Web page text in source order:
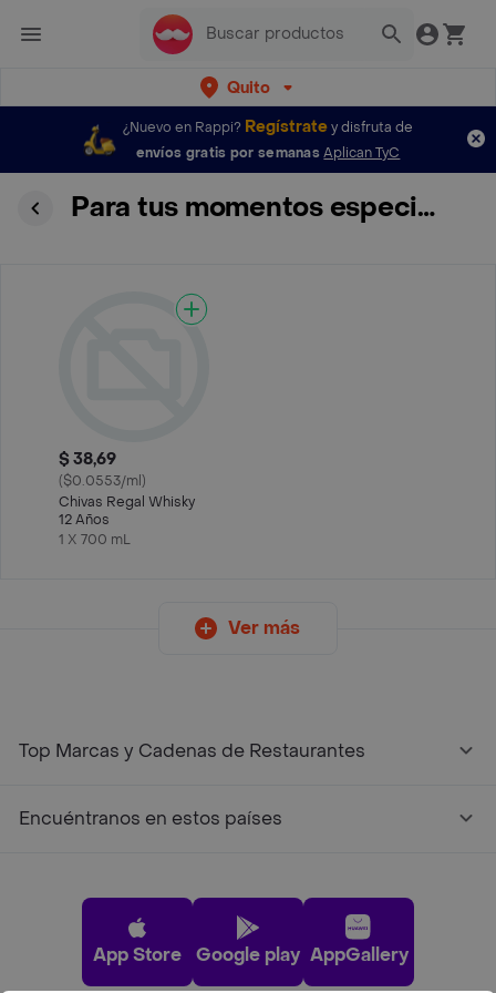
Quito
¿Nuevo en Rappi? Regístratey disfruta de
envíos gratis por semanas Aplican TyC
Para tus momentos especiales
$ 38,69
($0.0553/ml)
Chivas Regal Whisky
12 Años
1 X 700 mL
Ver más
Top Marcas y Cadenas de Restaurantes
Encuéntranos en estos países
App Store Google play AppGallery